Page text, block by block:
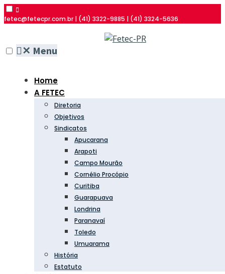
fetec@fetecpr.com.br | (41) 3322-9885 | (41) 3324-5636
✕ Menu
Home
A FETEC
Diretoria
Objetivos
Sindicatos
Apucarana
Arapoti
Campo Mourão
Cornélio Procópio
Curitiba
Guarapuava
Londrina
Paranavaí
Toledo
Umuarama
História
Estatuto